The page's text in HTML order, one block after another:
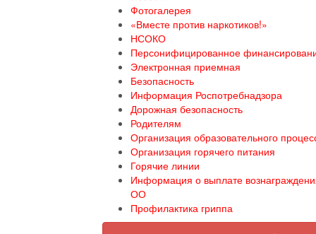
Фотогалерея
«Вместе против наркотиков!»
НСОКО
Персонифицированное
Электронная приемная
Безопасность
Информация Роспотребнадзора
Дорожная безопасность
Родителям
Организация образовательного
Организация горячего питания
Горячие линии
Информация о выплате
ОО
Профилактика гриппа